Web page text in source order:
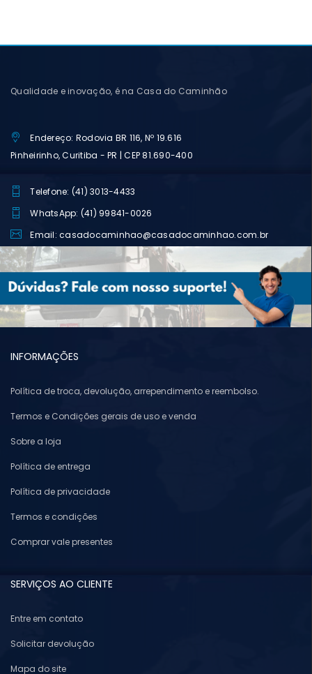
Qualidade e inovação, é na Casa do Caminhão
Endereço: Rodovia BR 116, Nº 19.616
Pinheirinho, Curitiba - PR | CEP 81.690-400
Telefone: (41) 3013-4433
WhatsApp: (41) 99841-0026
Email: casadocaminhao@casadocaminhao.com.br
INFORMAÇÕES
Política de troca, devolução, arrependimento e reembolso.
Termos e Condições gerais de uso e venda
Sobre a loja
Política de entrega
Política de privacidade
Termos e condições
Comprar vale presentes
SERVIÇOS AO CLIENTE
Entre em contato
Solicitar devolução
Mapa do site